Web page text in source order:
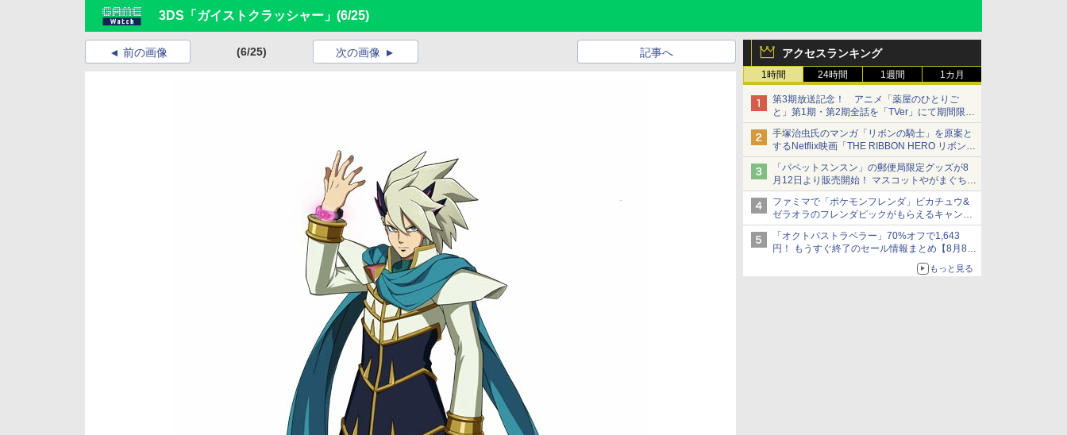
3DS「ガイストクラッシャー」 (6/25)
アクセスランキング
1時間 24時間 1週間 1カ月
第3期放送記念！ アニメ「薬屋のひとりご
と」第1期・第2期全話を「TVer」にて期間限定
で順次無料配信開始
手塚治虫氏のマンガ「リボンの騎士」を原案と
するNetflix映画「THE RIBBON HERO リボンヒ
ーロー」本日配信開始
「パペットスンスン」の郵便局限定グッズが8
月12日より販売開始！ マスコットやがまぐち、
レターセットなどが登場
ファミマで「ポケモンフレンダ」ピカチュウ&
ゼラオラのフレンダピックがもらえるキャンペ
ーン開催！
「オクトパストラベラー」70%オフで1,643
円！ もうすぐ終了のセール情報まとめ【8月8日
ニンテンドーeショップでは「大神 絶景版」が
もっと見る
前の画像 (6/25) 記事へ
次の画像